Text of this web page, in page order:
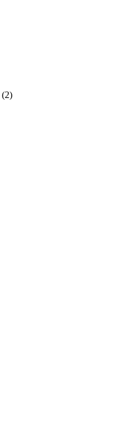
(2)